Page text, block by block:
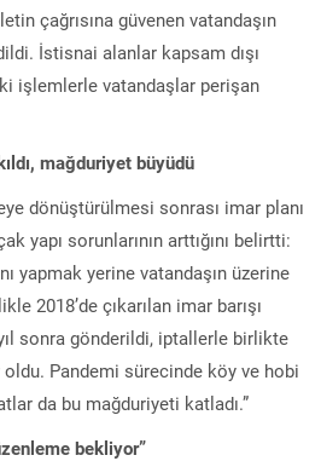
çağrısına güvenen vatandaşın
İstisnai alanlar kapsam dışı
işlemlerle vatandaşlar perişan
mağduriyet büyüdü
dönüştürülmesi sonrası imar planı
yapı sorunlarının arttığını belirtti:
yapmak yerine vatandaşın üzerine
2018’de çıkarılan imar barışı
sonra gönderildi, iptallerle birlikte
Pandemi sürecinde köy ve hobi
da bu mağduriyeti katladı.”
bekliyor”